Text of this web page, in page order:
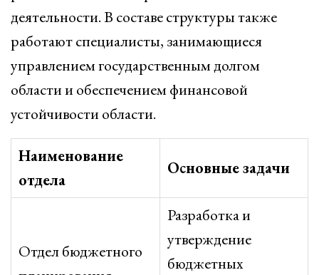
деятельности. В составе структуры также
работают специалисты, занимающиеся
управлением государственным долгом
области и обеспечением финансовой
устойчивости области.
Наименование
отдела
Основные задачи
Отдел бюджетного
Разработка и
утверждение
бюджетных